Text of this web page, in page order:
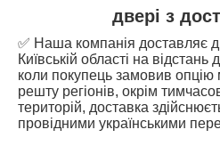
двері з
✅ Наша компанія доставляє
Київській області на
коли покупець замовив
решту регіонів, окрім
територій, доставка
провідними українськими